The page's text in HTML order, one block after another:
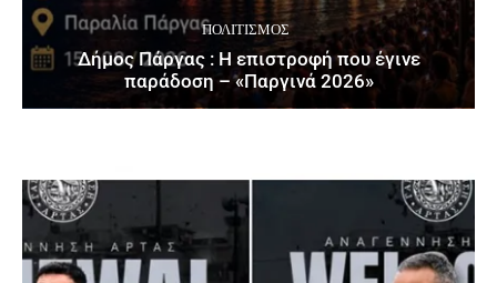
ΠΟΛΙΤΙΣΜΌΣ
Δήμος Πάργας : Η επιστροφή που έγινε
παράδοση – «Παργινά 2026»